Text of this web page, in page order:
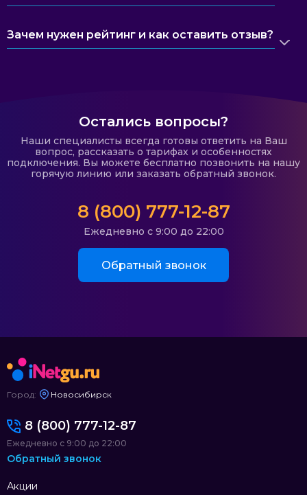
Зачем нужен рейтинг и как оставить отзыв?
Остались вопросы?
Наши специалисты всегда готовы ответить на Ваш
вопрос, рассказать о тарифах и особенностях
подключения. Вы можете бесплатно позвонить на нашу
горячую линию или заказать обратный звонок.
8 (800) 777-12-87
Ежедневно с 9:00 до 22:00
Обратный звонок
Город: Новосибирск
Акции
8 (800) 777-12-87
Ежедневно с 9:00 до 22:00
Обратный звонок